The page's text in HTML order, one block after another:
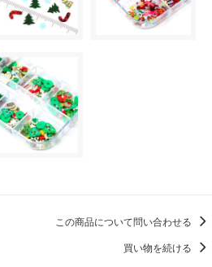
この商品について問い合わせる
買い物を続ける